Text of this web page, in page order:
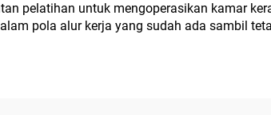
pelatihan untuk mengoperasikan kamar
pola alur kerja yang sudah ada sambil